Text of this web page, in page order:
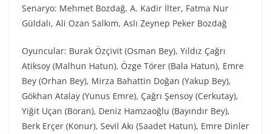
Senaryo: Mehmet Bozdağ, A. Kadir İlter, Fatma Nur
Güldalı, Ali Ozan Salkım, Aslı Zeynep Peker Bozdağ
Oyuncular: Burak Özçivit (Osman Bey), Yıldız Çağrı
Atiksoy (Malhun Hatun), Özge Törer (Bala Hatun), Emre
Bey (Orhan Bey), Mirza Bahattin Doğan (Yakup Bey),
Gökhan Atalay (Yunus Emre), Çağrı Şensoy (Cerkutay),
Yiğit Uçan (Boran), Deniz Hamzaoğlu (Bayındır Bey),
Berk Erçer (Konur), Sevil Akı (Saadet Hatun), Emre Dinler